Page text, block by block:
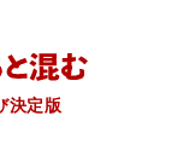
決定版